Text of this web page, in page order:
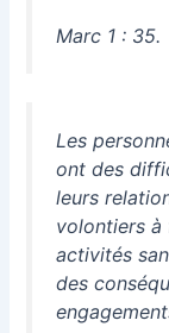
Marc 1 : 35.
Les
ont des
leurs
volontiers à
activités
des